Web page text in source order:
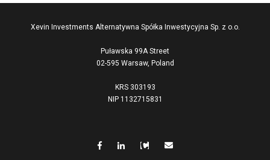
Xevin Investments Alternatywna Spółka Inwestycyjna Sp. z o.o.
Puławska 99A Street
02-595 Warsaw, Poland
KRS 303193
NIP 1132715831